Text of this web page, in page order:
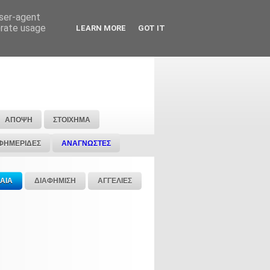
ΑΠΟΨΗ ΣΤΟΙΧΗΜΑ
ΑΝΑΓΝΩΣΤΕΣ
ΔΙΑΦΗΜΙΣΗ ΑΓΓΕΛΙΕΣ
agent
usage
LEARN MORE GOT IT